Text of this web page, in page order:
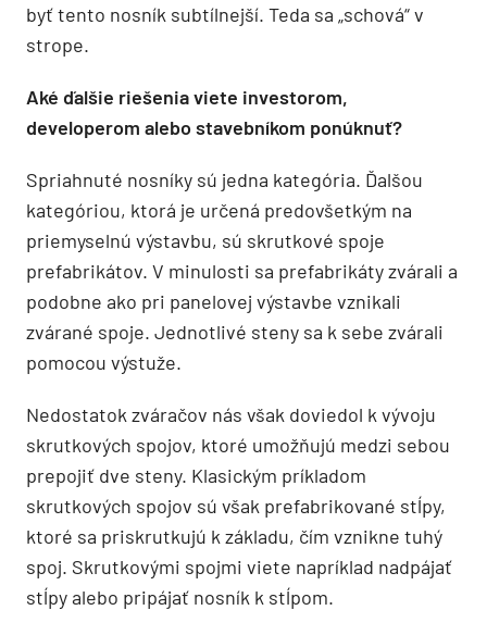
byť tento nosník subtílnejší. Teda sa „schová“ v
strope.
Aké ďalšie riešenia viete investorom,
developerom alebo stavebníkom ponúknuť?
Spriahnuté nosníky sú jedna kategória. Ďalšou
kategóriou, ktorá je určená predovšetkým na
priemyselnú výstavbu, sú skrutkové spoje
prefabrikátov. V minulosti sa prefabrikáty zvárali a
podobne ako pri panelovej výstavbe vznikali
zvárané spoje. Jednotlivé steny sa k sebe zvárali
pomocou výstuže.
Nedostatok zváračov nás však doviedol k vývoju
skrutkových spojov, ktoré umožňujú medzi sebou
prepojiť dve steny. Klasickým príkladom
skrutkových spojov sú však prefabrikované stĺpy,
ktoré sa priskrutkujú k základu, čím vznikne tuhý
spoj. Skrutkovými spojmi viete napríklad nadpájať
stĺpy alebo pripájať nosník k stĺpom.